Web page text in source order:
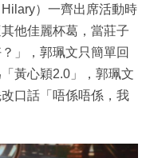
）一齊出席活動時
他佳麗杯葛，當莊子
」，郭珮文只簡單回
黃心穎2.0」，郭珮文
口話「唔係唔係，我